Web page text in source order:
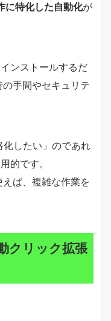
に特化した自動化が
ンストールするだ
手間やセキュリテ
化したい」のであれ
的です。
ば、複雑な作業を
クリック拡張